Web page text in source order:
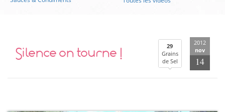
Silence on tourne !
29
Grains
de Sel
2012
nov
14